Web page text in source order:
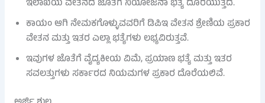
ಇಲಾಖೆಯ ವೇತನದ ಜೊತೆಗೆ ನಿಯೋಜನಾ ಭತ್ಯೆ ದೊರೆಯುತ್ತದೆ.
ಕಾಯಂ ಆಗಿ ನೇಮಕಗೊಳ್ಳುವವರಿಗೆ ಡಿಪಿಇ ವೇತನ ಶ್ರೇಣಿಯ ಪ್ರಕಾರ
ವೇತನ ಮತ್ತು ಇತರ ಎಲ್ಲಾ ಭತ್ಯೆಗಳು ಲಭ್ಯವಿರುತ್ತವೆ.
ಇವುಗಳ ಜೊತೆಗೆ ವೈದ್ಯಕೀಯ ವಿಮೆ, ಪ್ರಯಾಣ ಭತ್ಯೆ ಮತ್ತು ಇತರ
ಸವಲತ್ತುಗಳು ಸರ್ಕಾರದ ನಿಯಮಗಳ ಪ್ರಕಾರ ದೊರೆಯಲಿವೆ.